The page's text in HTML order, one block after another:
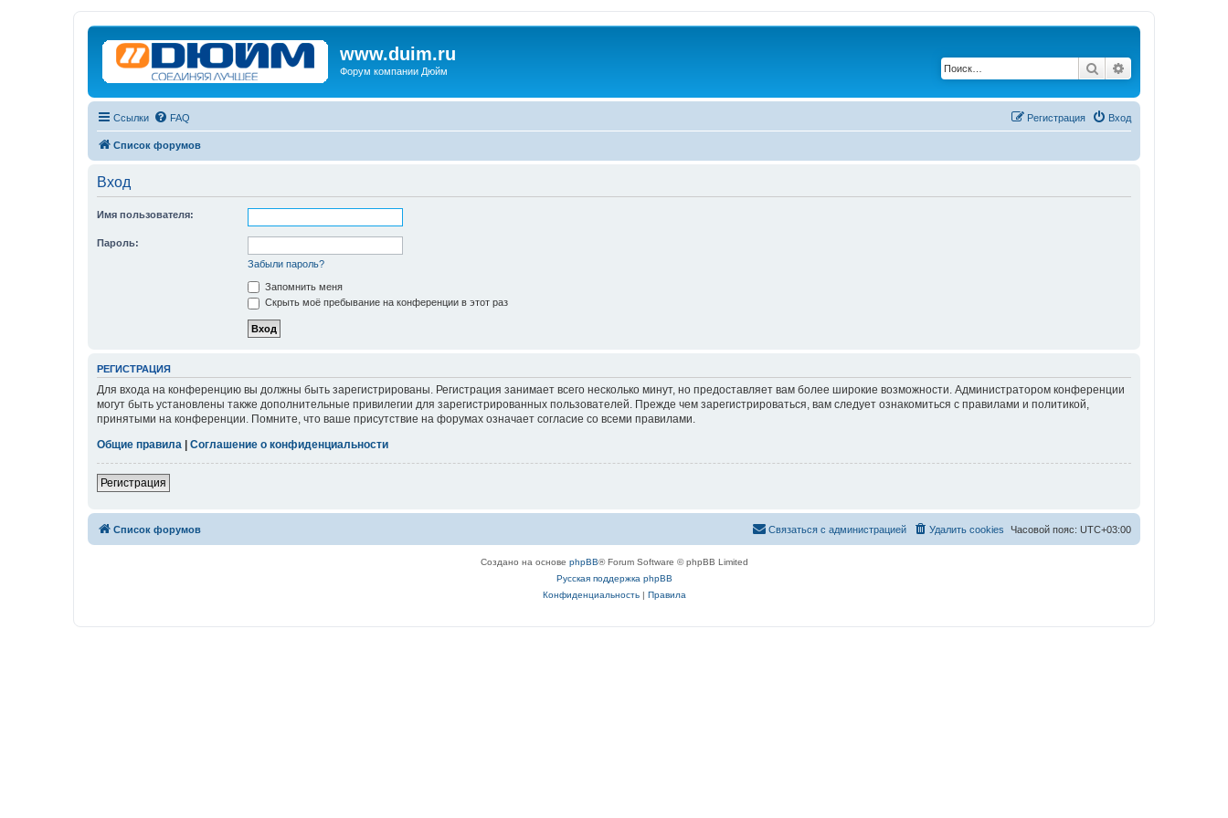
www.duim.ru
Форум компании Дюйм Поиск
Ссылки FAQ Вход
Регистрация
Список форумов
Вход
Имя пользователя:
Пароль:
Забыли пароль?
Запомнить меня
Скрыть моё пребывание на конференции в этот раз
РЕГИСТРАЦИЯ
Для входа на конференцию вы должны быть зарегистрированы. Регистрация занимает всего несколько минут, но предоставляет вам более широкие возможности. Администратором конференции
могут быть установлены также дополнительные привилегии для зарегистрированных пользователей. Прежде чем зарегистрироваться, вам следует ознакомиться с правилами и политикой,
принятыми на конференции. Помните, что ваше присутствие на форумах означает согласие со всеми правилами.
Общие правила
Соглашение о конфиденциальности
Регистрация
Список форумов Часовой пояс: UTC+03:00
Удалить cookies
Связаться с администрацией
Создано на основе phpBB® Forum Software © phpBB Limited
Русская поддержка phpBB
Конфиденциальность| Правила